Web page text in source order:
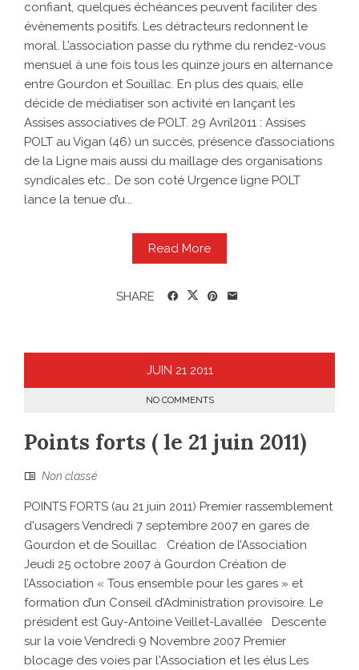
confiant, quelques échéances peuvent faciliter des
évènements positifs. Les détracteurs redonnent le
moral. L’association passe du rythme du rendez-vous
mensuel à une fois tous les quinze jours en alternance
entre Gourdon et Souillac. En plus des quais, elle
décide de médiatiser son activité en lançant les
Assises associatives de POLT. 29 Avril2011 : Assises
POLT au Vigan (46) un succès, présence d’associations
de la Ligne mais aussi du maillage des organisations
syndicales etc… De son coté Urgence ligne POLT
lance la tenue d’u...
Read More
SHARE
JUIN 21 2011
NO COMMENTS
Points forts ( le 21 juin 2011)
Non classé
POINTS FORTS (au 21 juin 2011) Premier rassemblement
d'usagers Vendredi 7 septembre 2007 en gares de
Gourdon et de Souillac Création de l’Association
Jeudi 25 octobre 2007 à Gourdon Création de
l’Association « Tous ensemble pour les gares » et
formation d’un Conseil d’Administration provisoire. Le
président est Guy-Antoine Veillet-Lavallée Descente
sur la voie Vendredi 9 Novembre 2007 Premier
blocage des voies par l'Association et les élus Les